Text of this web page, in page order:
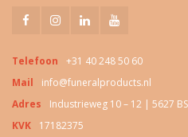
Telefoon
+31 40 248 50 60
Mail
info@funeralproducts.nl
Adres
Industrieweg 10 – 12 | 5627
KVK
17182375